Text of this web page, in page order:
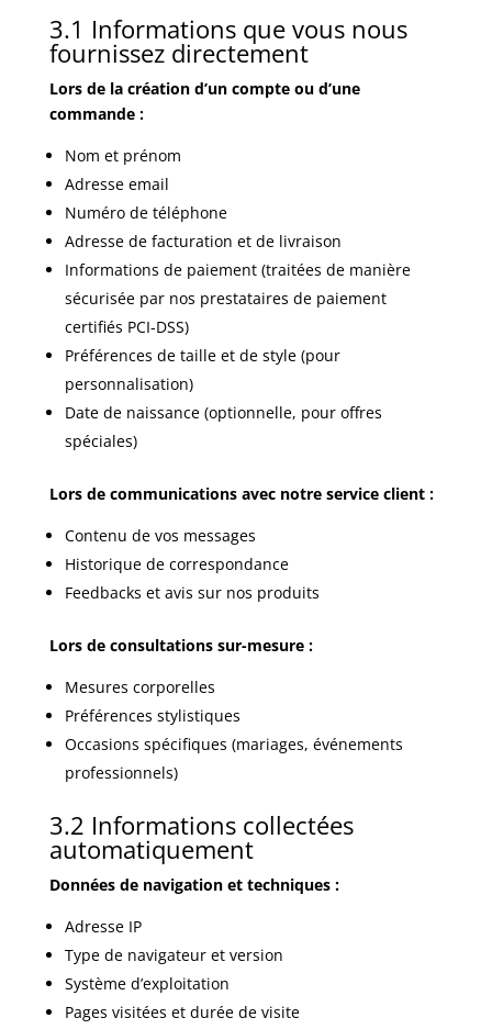
3.1 Informations que vous nous
fournissez directement
Lors de la création d’un compte ou d’une
commande :
Nom et prénom
Adresse email
Numéro de téléphone
Adresse de facturation et de livraison
Informations de paiement (traitées de manière
sécurisée par nos prestataires de paiement
certifiés PCI-DSS)
Préférences de taille et de style (pour
personnalisation)
Date de naissance (optionnelle, pour offres
spéciales)
Lors de communications avec notre service client :
Contenu de vos messages
Historique de correspondance
Feedbacks et avis sur nos produits
Lors de consultations sur-mesure :
Mesures corporelles
Préférences stylistiques
Occasions spécifiques (mariages, événements
professionnels)
3.2 Informations collectées
automatiquement
Données de navigation et techniques :
Adresse IP
Type de navigateur et version
Système d’exploitation
Pages visitées et durée de visite